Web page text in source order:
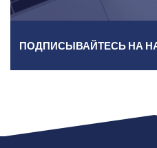
ПОДПИСЫВАЙТЕСЬ НА